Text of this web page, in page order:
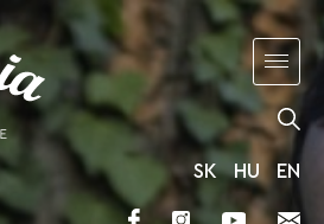
SK HU EN